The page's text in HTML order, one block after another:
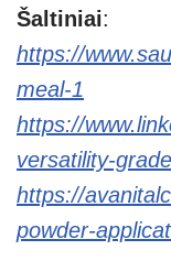
Šaltiniai:
https://
meal-1
https://
versatility-
https://
powder-